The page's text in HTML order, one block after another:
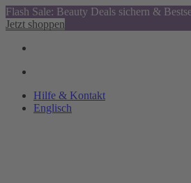
Flash Sale: Beauty Deals sichern &
Jetzt shoppen
Hilfe & Kontakt
Englisch